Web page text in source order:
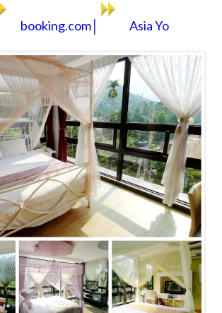
booking.com│ Asia Yo